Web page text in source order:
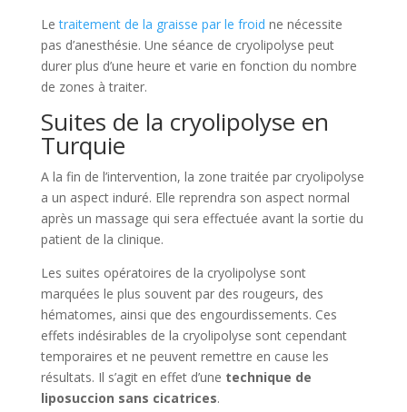
Letraitement de la graisse par le froid ne nécessite
pas d’anesthésie. Une séance de cryolipolyse peut
durer plus d’une heure et varie en fonction du nombre
de zones à traiter.
Suites de la cryolipolyse en
Turquie
A la fin de l’intervention, la zone traitée par cryolipolyse
a un aspect induré. Elle reprendra son aspect normal
après un massage qui sera effectuée avant la sortie du
patient de la clinique.
Les suites opératoires de la cryolipolyse sont
marquées le plus souvent par des rougeurs, des
hématomes, ainsi que des engourdissements. Ces
effets indésirables de la cryolipolyse sont cependant
temporaires et ne peuvent remettre en cause les
résultats. Il s’agit en effet d’une technique de
liposuccion sans cicatrices.